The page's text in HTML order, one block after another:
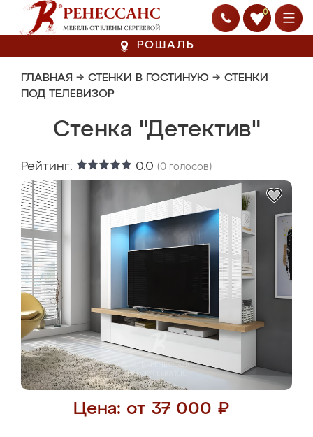
0
РОШАЛЬ
ГЛАВНАЯ → СТЕНКИ В ГОСТИНУЮ → СТЕНКИ
ПОД ТЕЛЕВИЗОР
Стенка "Детектив"
Рейтинг: 0.0 (0 голосов)
Цена: от 37 000 ₽